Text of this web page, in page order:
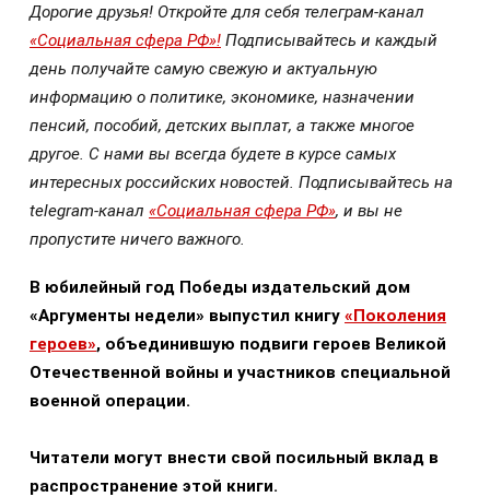
Дорогие друзья! Откройте для себя телеграм-канал
«Социальная сфера РФ»! Подписывайтесь и каждый
день получайте самую свежую и актуальную
информацию о политике, экономике, назначении
пенсий, пособий, детских выплат, а также многое
другое. С нами вы всегда будете в курсе самых
интересных российских новостей. Подписывайтесь на
telegram-канал «Социальная сфера РФ», и вы не
пропустите ничего важного.
В юбилейный год Победы издательский дом
«Аргументы недели» выпустил книгу «Поколения
героев», объединившую подвиги героев Великой
Отечественной войны и участников специальной
военной операции.
Читатели могут внести свой посильный вклад в
распространение этой книги.